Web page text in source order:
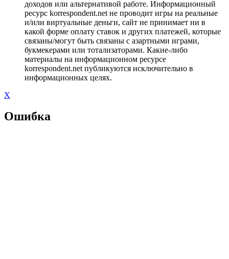
доходов или альтернативой работе. Информационный
ресурс korrespondent.net не проводит игры на реальные
и/или виртуальные деньги, сайт не принимает ни в
какой форме оплату ставок и других платежей, которые
связаны/могут быть связаны с азартными играми,
букмекерами или тотализаторами. Какие-либо
материалы на информационном ресурсе
korrespondent.net публикуются исключительно в
информационных целях.
X
Ошибка